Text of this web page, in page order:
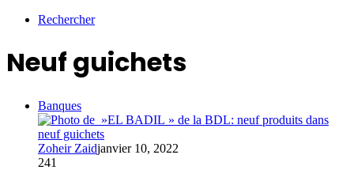
Rechercher
Neuf guichets
Banques
Zoheir Zaidjanvier 10, 2022
241